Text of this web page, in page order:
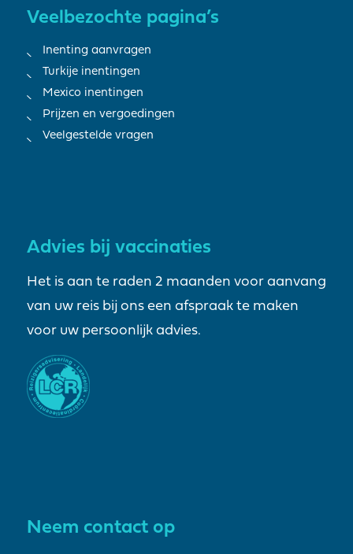
Veelbezochte pagina’s
Inenting aanvragen
Turkije inentingen
Mexico inentingen
Prijzen en vergoedingen
Veelgestelde vragen
Advies bij vaccinaties
Het is aan te raden 2 maanden voor aanvang
van uw reis bij ons een afspraak te maken
voor uw persoonlijk advies.
Neem contact op